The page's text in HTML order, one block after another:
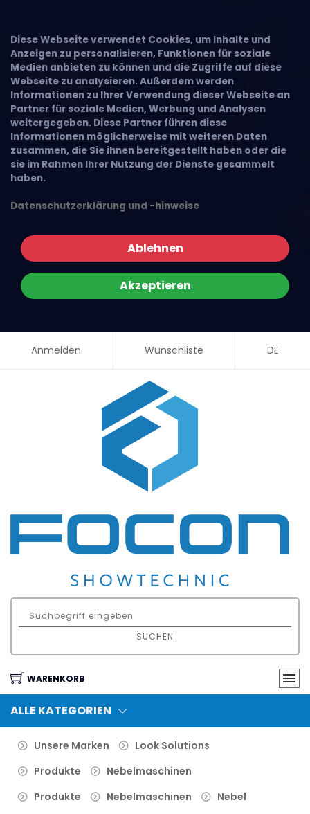
Diese Webseite verwendet Cookies, um Inhalte und
Anzeigen zu personalisieren, Funktionen für soziale
Medien anbieten zu können und die Zugriffe auf diese
Webseite zu analysieren. Außerdem werden
Informationen zu Ihrer Verwendung dieser Webseite an
Partner für soziale Medien, Werbung und Analysen
weitergegeben. Diese Partner führen diese
Informationen möglicherweise mit weiteren Daten
zusammen, die Sie ihnen bereitgestellt haben oder die
sie im Rahmen Ihrer Nutzung der Dienste gesammelt
haben.
Datenschutzerklärung und -hinweise
Ablehnen
Akzeptieren
Anmelden Wunschliste DE
SUCHEN
WARENKORB
ALLE KATEGORIEN
Unsere Marken
Look Solutions
Produkte
Nebelmaschinen
Produkte
Nebelmaschinen
Nebel